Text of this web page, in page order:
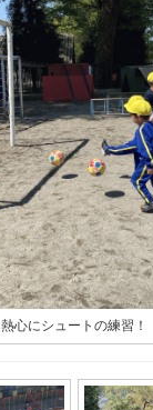
熱心にシュートの練習！